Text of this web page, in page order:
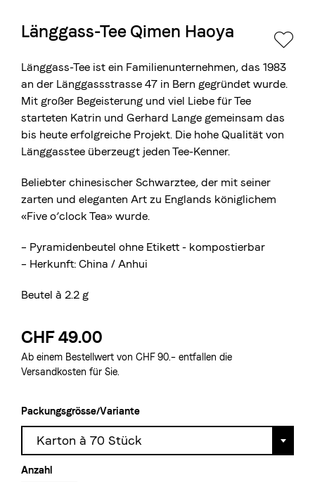
Die Berner Rösterei
Rösterei Kaffee und Bar
Blaser Trading
© 2026 Blasercafé AG EN
Länggass-Tee Qimen Haoya
Länggass-Tee ist ein Familienunternehmen, das 1983
an der Länggassstrasse 47 in Bern gegründet wurde.
Mit großer Begeisterung und viel Liebe für Tee
starteten Katrin und Gerhard Lange gemeinsam das
bis heute erfolgreiche Projekt. Die hohe Qualität von
Länggasstee überzeugt jeden Tee-Kenner.
Beliebter chinesischer Schwarztee, der mit seiner
zarten und eleganten Art zu Englands königlichem
«Five o’clock Tea» wurde.
– Pyramidenbeutel ohne Etikett - kompostierbar
– Herkunft: China / Anhui
Beutel à 2.2 g
CHF 49.00
Ab einem Bestellwert von CHF 90.– entfallen die
Versandkosten für Sie.
Packungsgrösse/Variante
Karton à 70 Stück
Anzahl